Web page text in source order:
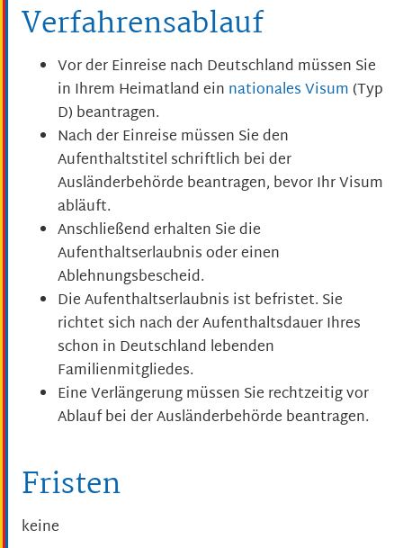
Verfahrensablauf
Vor der Einreise nach Deutschland müssen Sie
in Ihrem Heimatland ein nationales Visum (Typ
D) beantragen.
Nach der Einreise müssen Sie den
Aufenthaltstitel schriftlich bei der
Ausländerbehörde beantragen, bevor Ihr Visum
abläuft.
Anschließend erhalten Sie die
Aufenthaltserlaubnis oder einen
Ablehnungsbescheid.
Die Aufenthaltserlaubnis ist befristet. Sie
richtet sich nach der Aufenthaltsdauer Ihres
schon in Deutschland lebenden
Familienmitgliedes.
EineVerlängerung müssen Sie rechtzeitig vor
Ablauf bei der Ausländerbehörde beantragen.
Fristen
keine